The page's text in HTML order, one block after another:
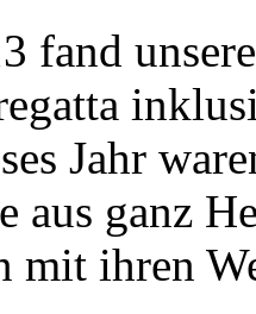
fand
Jahr
aus ganz
mit ihren